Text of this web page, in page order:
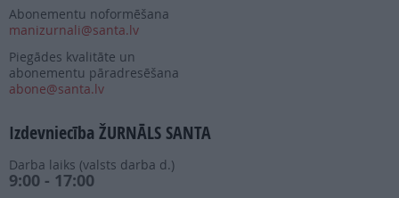
Abonementu noformēšana
manizurnali@santa.lv
Piegādes kvalitāte un
abonementu pāradresēšana
abone@santa.lv
Izdevniecība ŽURNĀLS SANTA
Darba laiks (valsts darba d.)
9:00 - 17:00